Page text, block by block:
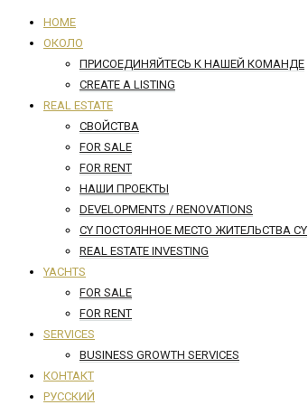
HOME
ОКОЛО
ПРИСОЕДИНЯЙТЕСЬ К НАШЕЙ КОМАНДЕ
CREATE A LISTING
REAL ESTATE
СВОЙСТВА
FOR SALE
FOR RENT
НАШИ ПРОЕКТЫ
DEVELOPMENTS / RENOVATIONS
CY ПОСТОЯННОЕ МЕСТО ЖИТЕЛЬСТВА CY
REAL ESTATE INVESTING
YACHTS
FOR SALE
FOR RENT
SERVICES
BUSINESS GROWTH SERVICES
КОНТАКТ
РУССКИЙ